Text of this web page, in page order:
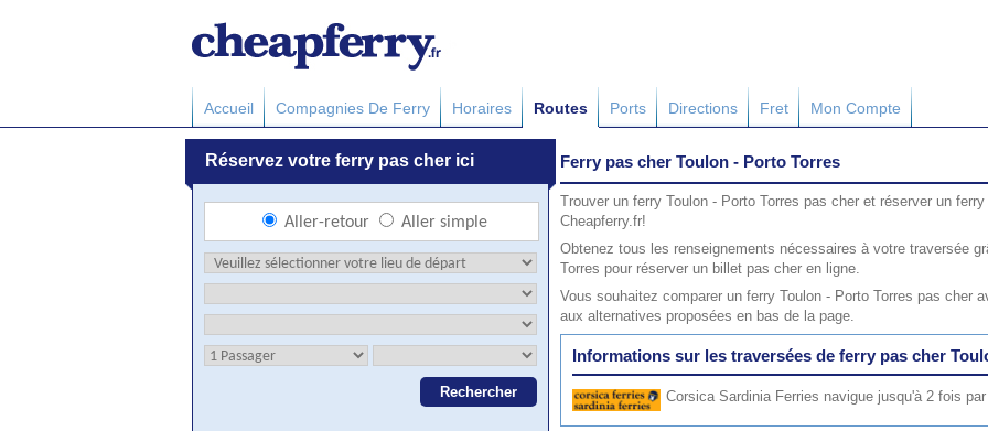
Accueil Compagnies De Ferry Horaires Routes Ports Directions Fret Mon Compte
Ferry pas cher Toulon - Porto Torres
Trouver un ferry Toulon - Porto Torres pas cher et réserver un
Cheapferry.fr!
Obtenez tous les renseignements nécessaires à votre traversée
Torres pour réserver un billet pas cher en ligne.
Vous souhaitez comparer un ferry Toulon - Porto Torres pas cher
aux alternatives proposées en bas de la page.
Informations sur les traversées de ferry pas cher
Corsica Sardinia Ferries navigue jusqu'à 2 fois